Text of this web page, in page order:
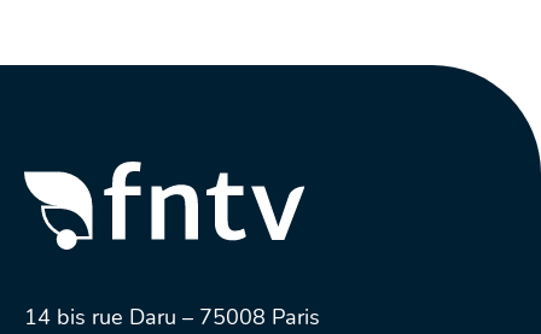
14 bis rue Daru – 75008 Paris